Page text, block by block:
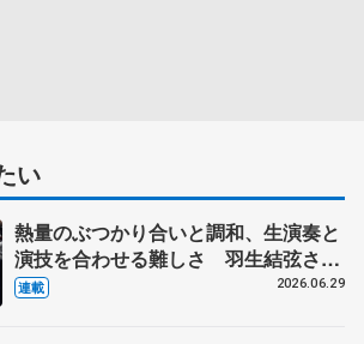
い
熱量のぶつかり合いと調和、生演奏と
演技を合わせる難しさ 羽生結弦さん
とコラボの東北ユースオーケストラの
連載 2026.06.29